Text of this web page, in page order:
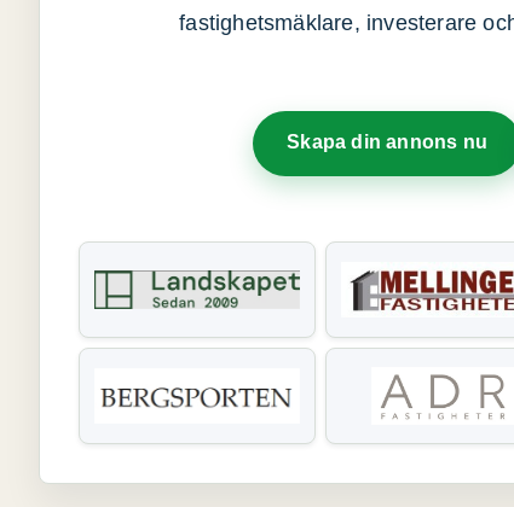
fastighetsmäklare, investerare
Skapa din annons nu